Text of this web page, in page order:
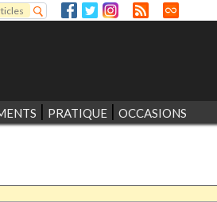
PRATIQUE OCCASIONS